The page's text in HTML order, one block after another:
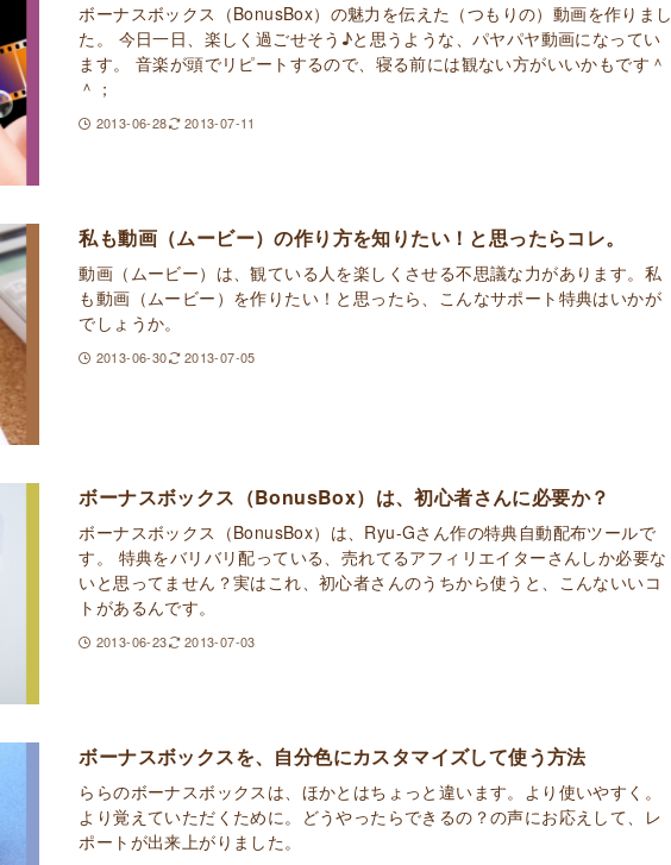
ボーナスボックス（BonusBox）の魅力を伝えた（つもりの）動画を作りまし
た。 今日一日、楽しく過ごせそう♪と思うような、パヤパヤ動画になってい
ます。 音楽が頭でリピートするので、寝る前には観ない方がいいかもです＾
＾；
2013-06-28 2013-07-11
私も動画（ムービー）の作り方を知りたい！と思ったらコレ。
動画（ムービー）は、観ている人を楽しくさせる不思議な力があります。私
も動画（ムービー）を作りたい！と思ったら、こんなサポート特典はいかが
でしょうか。
2013-06-30 2013-07-05
ボーナスボックス（BonusBox）は、初心者さんに必要か？
ボーナスボックス（BonusBox）は、Ryu-Gさん作の特典自動配布ツールで
す。 特典をバリバリ配っている、売れてるアフィリエイターさんしか必要な
いと思ってません？実はこれ、初心者さんのうちから使うと、こんないいコ
トがあるんです。
2013-06-23 2013-07-03
ボーナスボックスを、自分色にカスタマイズして使う方法
ららのボーナスボックスは、ほかとはちょっと違います。より使いやすく。
より覚えていただくために。どうやったらできるの？の声にお応えして、レ
ポートが出来上がりました。